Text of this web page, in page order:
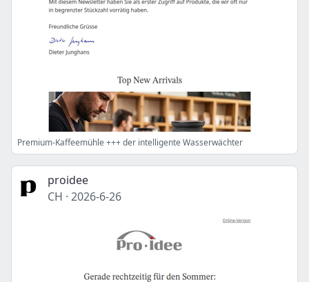
Premium-Kaffeemühle +++ der intelligente Wasserwächter
proidee
CH · 2026-6-26